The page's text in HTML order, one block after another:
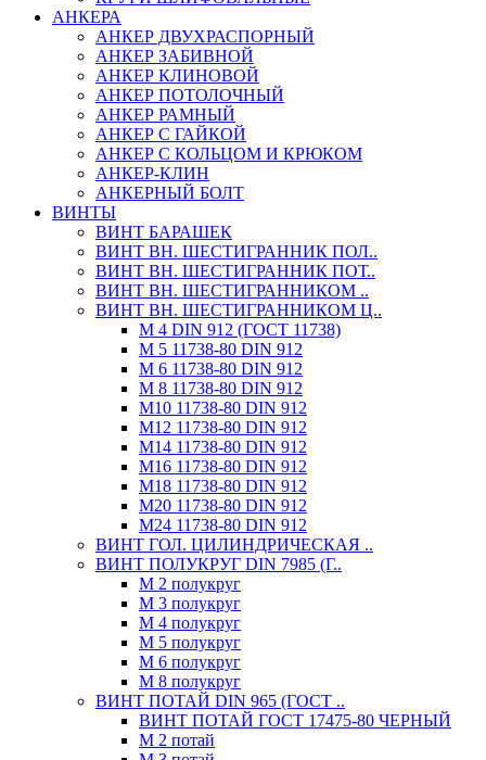
АНКЕРА
АНКЕР ДВУХРАСПОРНЫЙ
АНКЕР ЗАБИВНОЙ
АНКЕР КЛИНОВОЙ
АНКЕР ПОТОЛОЧНЫЙ
АНКЕР РАМНЫЙ
АНКЕР С ГАЙКОЙ
АНКЕР С КОЛЬЦОМ И КРЮКОМ
АНКЕР-КЛИН
АНКЕРНЫЙ БОЛТ
ВИНТЫ
ВИНТ БАРАШЕК
ВИНТ ВН. ШЕСТИГРАННИК ПОЛ..
ВИНТ ВН. ШЕСТИГРАННИК ПОТ..
ВИНТ ВН. ШЕСТИГРАННИКОМ ..
ВИНТ ВН. ШЕСТИГРАННИКОМ Ц..
М 4 DIN 912 (ГОСТ 11738)
М 5 11738-80 DIN 912
М 6 11738-80 DIN 912
М 8 11738-80 DIN 912
М10 11738-80 DIN 912
М12 11738-80 DIN 912
М14 11738-80 DIN 912
М16 11738-80 DIN 912
М18 11738-80 DIN 912
М20 11738-80 DIN 912
М24 11738-80 DIN 912
ВИНТ ГОЛ. ЦИЛИНДРИЧЕСКАЯ ..
ВИНТ ПОЛУКРУГ DIN 7985 (Г..
М 2 полукруг
М 3 полукруг
М 4 полукруг
М 5 полукруг
М 6 полукруг
М 8 полукруг
ВИНТ ПОТАЙ DIN 965 (ГОСТ ..
ВИНТ ПОТАЙ ГОСТ 17475-80 ЧЕРНЫЙ
М 2 потай